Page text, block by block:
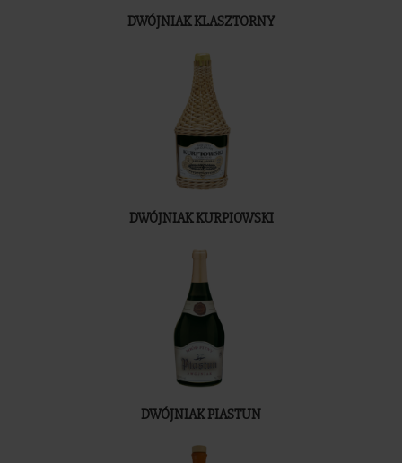
DWÓJNIAK KLASZTORNY
DWÓJNIAK KURPIOWSKI
DWÓJNIAK PIASTUN